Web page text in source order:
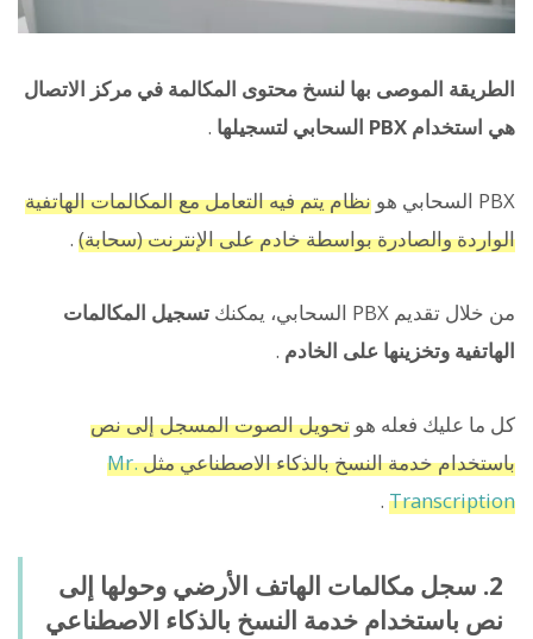
الطريقة الموصى بها لنسخ محتوى المكالمة في مركز الاتصال
هي استخدام PBX السحابي لتسجيلها
.
PBX السحابي هو
نظام يتم فيه التعامل مع المكالمات الهاتفية
الواردة والصادرة بواسطة خادم على الإنترنت (سحابة) .
من خلال تقديم PBX السحابي، يمكنك
تسجيل المكالمات
الهاتفية وتخزينها على الخادم .
كل ما عليك فعله هو تحويل الصوت المسجل إلى نص
باستخدام خدمة النسخ بالذكاء الاصطناعي مثلMr.
Transcription
.
2. سجل مكالمات الهاتف الأرضي وحولها إلى
نص باستخدام خدمة النسخ بالذكاء الاصطناعي